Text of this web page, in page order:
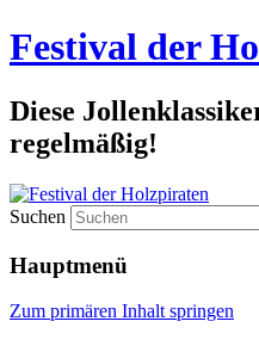
Festival der
Diese
regelmäßig!
Suchen
Hauptmenü
Zum primären Inhalt springen